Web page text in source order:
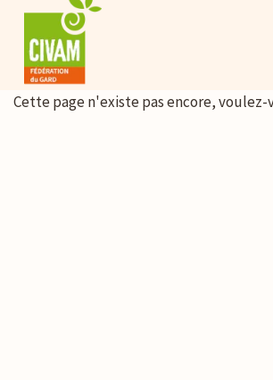
Cette page n'existe pas encore, voulez-